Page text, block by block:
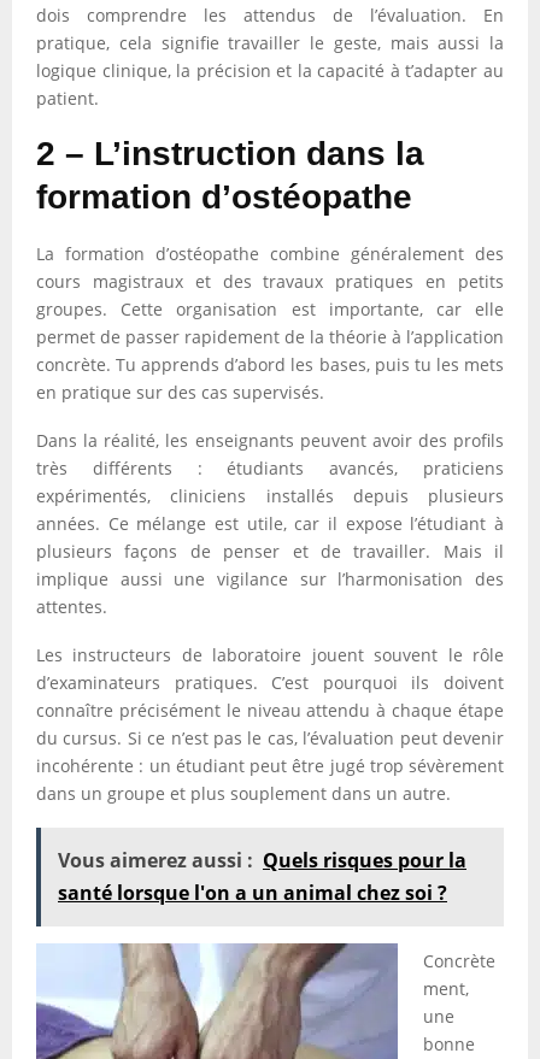
dois comprendre les attendus de l’évaluation. En
pratique, cela signifie travailler le geste, mais aussi la
logique clinique, la précision et la capacité à t’adapter au
patient.
2 – L’instruction dans la
formation d’ostéopathe
La formation d’ostéopathe combine généralement des
cours magistraux et des travaux pratiques en petits
groupes. Cette organisation est importante, car elle
permet de passer rapidement de la théorie à l’application
concrète. Tu apprends d’abord les bases, puis tu les mets
en pratique sur des cas supervisés.
Dans la réalité, les enseignants peuvent avoir des profils
très différents : étudiants avancés, praticiens
expérimentés, cliniciens installés depuis plusieurs
années. Ce mélange est utile, car il expose l’étudiant à
plusieurs façons de penser et de travailler. Mais il
implique aussi une vigilance sur l’harmonisation des
attentes.
Les instructeurs de laboratoire jouent souvent le rôle
d’examinateurs pratiques. C’est pourquoi ils doivent
connaître précisément le niveau attendu à chaque étape
du cursus. Si ce n’est pas le cas, l’évaluation peut devenir
incohérente : un étudiant peut être jugé trop sévèrement
dans un groupe et plus souplement dans un autre.
Vous aimerez aussi : Quels risques pour la
santé lorsque l'on a un animal chez soi ?
Concrète
ment,
une
bonne